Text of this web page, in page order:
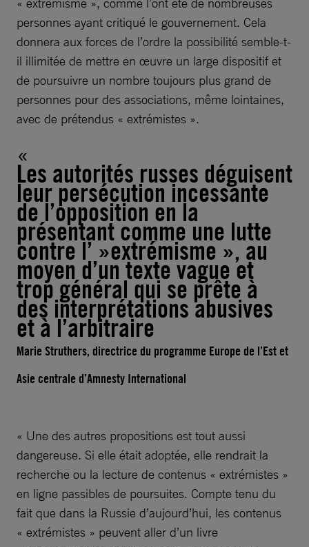
personnes ayant critiqué le gouvernement. Cela
donnera aux forces de l’ordre la possibilité semble-t-
il illimitée de mettre en œuvre un large dispositif et
de poursuivre un nombre toujours plus grand de
personnes pour des associations, même lointaines,
avec de prétendus « extrémistes ».
Les autorités russes déguisent
leur persécution incessante
de l’opposition en la
présentant comme une lutte
contre l’ »extrémisme », au
moyen d’un texte vague et
trop général qui se prête à
des interprétations abusives
et à l’arbitraire
Marie Struthers, directrice du programme Europe de l’Est et
Asie centrale d’Amnesty International
« Une des autres propositions est tout aussi
dangereuse. Si elle était adoptée, elle rendrait la
recherche ou la lecture de contenus « extrémistes »
en ligne passibles de poursuites. Compte tenu du
fait que dans la Russie d’aujourd’hui, les contenus
« extrémistes » peuvent aller d’un livre